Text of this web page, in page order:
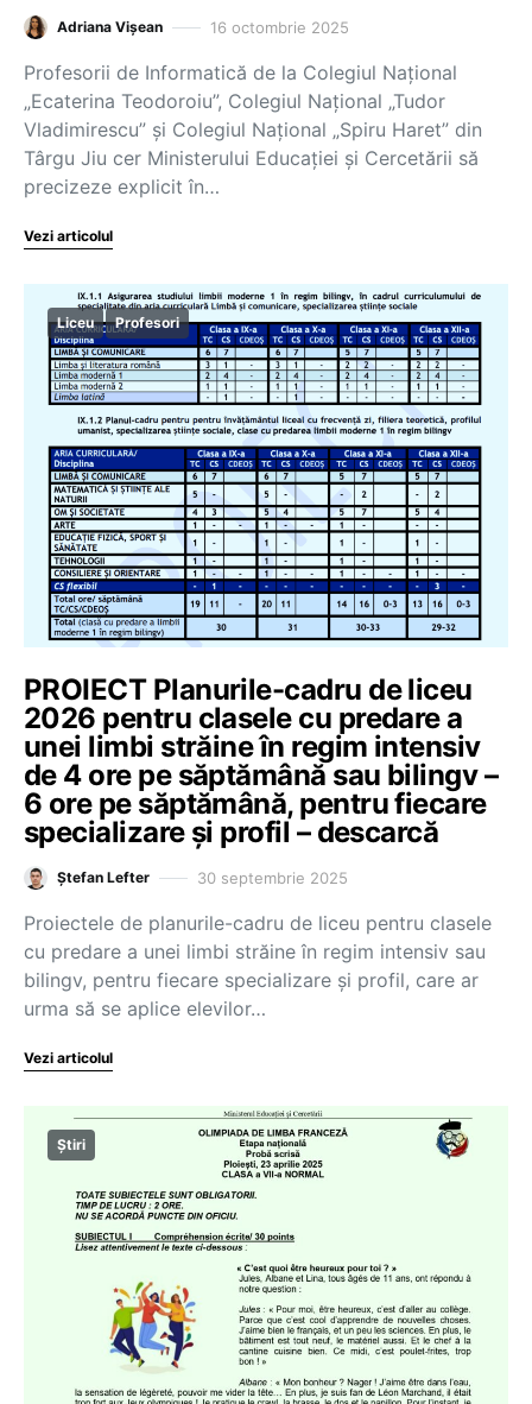
Adriana Vișean 16 octombrie 2025
Profesorii de Informatică de la Colegiul Național
„Ecaterina Teodoroiu”, Colegiul Național „Tudor
Vladimirescu” și Colegiul Național „Spiru Haret” din
Târgu Jiu cer Ministerului Educației și Cercetării să
precizeze explicit în…
Vezi articolul
Liceu Profesori
PROIECT Planurile-cadru de liceu
2026 pentru clasele cu predare a
unei limbi străine în regim intensiv
de 4 ore pe săptămână sau bilingv –
6 ore pe săptămână, pentru fiecare
specializare și profil – descarcă
Ștefan Lefter 30 septembrie 2025
Proiectele de planurile-cadru de liceu pentru clasele
cu predare a unei limbi străine în regim intensiv sau
bilingv, pentru fiecare specializare și profil, care ar
urma să se aplice elevilor…
Vezi articolul
Știri